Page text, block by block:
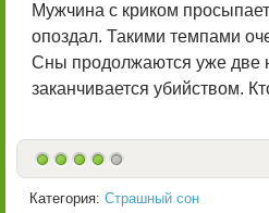
Мужчина с криком
опоздал. Такими темпами
Сны продолжаются уже две
заканчивается убийством.
Категория: Страшный сон